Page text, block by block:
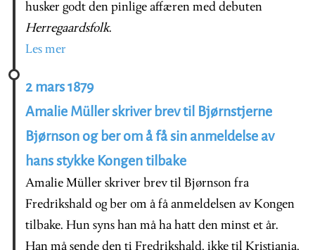
husker godt den pinlige affæren med debuten
Herregaardsfolk.
Les mer
2 mars 1879
Amalie Müller skriver brev til Bjørnstjerne
Bjørnson og ber om å få sin anmeldelse av
hans stykke Kongen tilbake
Amalie Müller skriver brev til Bjørnson fra
Fredrikshald og ber om å få anmeldelsen av Kongen
tilbake. Hun syns han må ha hatt den minst et år.
Han må sende den ti Fredrikshald, ikke til Kristiania,